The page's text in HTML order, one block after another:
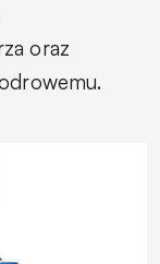
oraz